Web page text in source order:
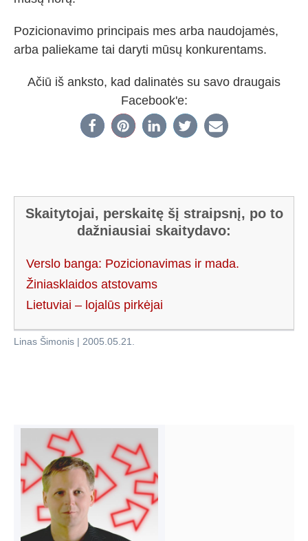
Pozicionavimo principais mes arba naudojamės,
arba paliekame tai daryti mūsų konkurentams.
Ačiū iš anksto, kad dalinatės su savo draugais
Facebook'e:
Skaitytojai, perskaitę šį straipsnį, po to
dažniausiai skaitydavo:
Verslo banga: Pozicionavimas ir mada.
Žiniasklaidos atstovams
Lietuviai – lojalūs pirkėjai
Linas Šimonis | 2005.05.21